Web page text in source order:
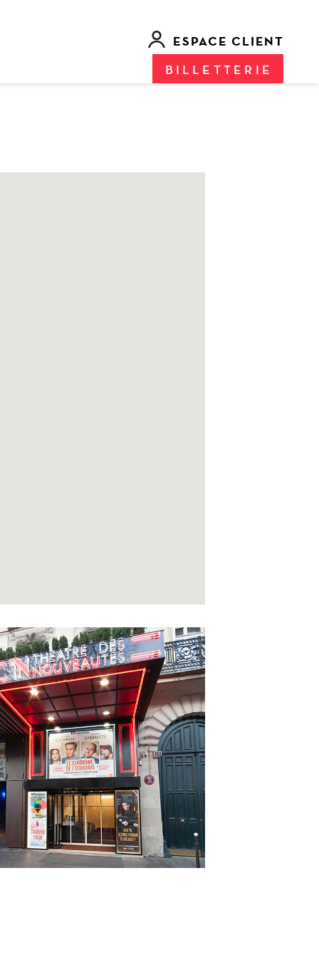
ESPACE CLIENT
BILLETTERIE